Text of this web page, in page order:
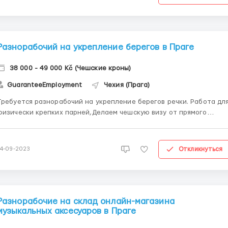
на укрепление берегов в Праге
38 000 - 49 000 Kč (Чешские кроны)
GuaranteeEmployment Чехия (Прага)
разнорабочий на укрепление берегов речки. Работа
крепких парней,Делаем чешскую визу от прямого
неделю.Если сделка , (для физически крепких)до1200 евр...
09-2023 Откликнуться
на склад онлайн-магазина
аксесуаров в Праге